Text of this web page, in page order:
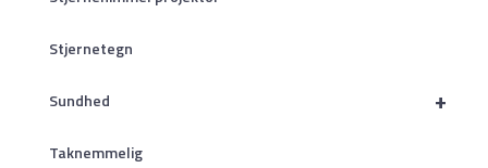
Stjernetegn
+
Sundhed
Taknemmelig